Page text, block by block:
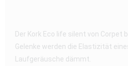
Der Kork Eco life silent von
Gelenke werden die Elastizität
Laufgeräusche dämmt.